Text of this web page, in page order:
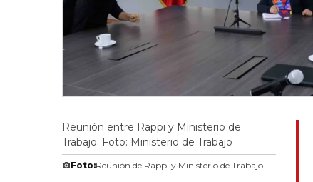
Reunión entre Rappi y Ministerio de
Trabajo. Foto: Ministerio de Trabajo
Foto:Reunión de Rappi y Ministerio de Trabajo